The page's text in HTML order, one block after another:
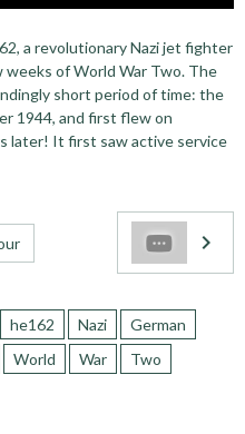
a revolutionary Nazi jet fighter
of World War Two. The
short period of time: the
1944, and first flew on
later! It first saw active service
he162 Nazi
German
World War
Two